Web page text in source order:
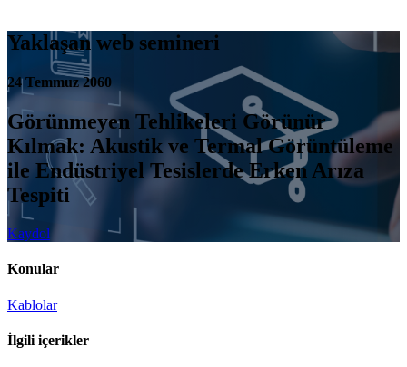
Yaklaşan web semineri
24 Temmuz 2060
Görünmeyen Tehlikeleri Görünür
Kılmak: Akustik ve Termal Görüntüleme
ile Endüstriyel Tesislerde Erken Arıza
Tespiti
Kaydol
Konular
Kablolar
İlgili içerikler